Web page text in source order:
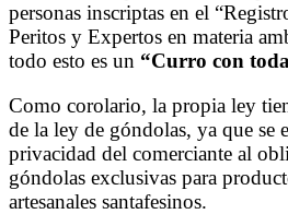
personas inscriptas en el
Peritos y Expertos en materia
todo esto es un “Curro con
Como corolario, la propia ley
de la ley de góndolas, ya que se
privacidad del comerciante al
góndolas exclusivas para
artesanales santafesinos.